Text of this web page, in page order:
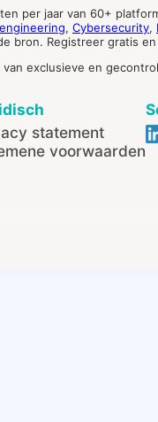
per jaar van 60+
, Cybersecurity,
bron. Registreer gratis
exclusieve en
statement
voorwaarden